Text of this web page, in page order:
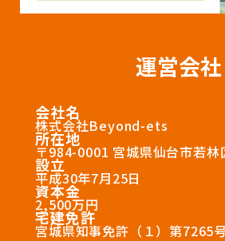
運営会社
会社名
株式会社Beyond-ets
所在地
〒984-0001 宮城県仙台市若林
設立
平成30年7月25日
資本金
2,500万円
宅建免許
宮城県知事免許（１）第7265